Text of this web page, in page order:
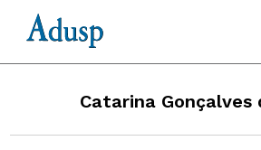
Catarina Gonçalves